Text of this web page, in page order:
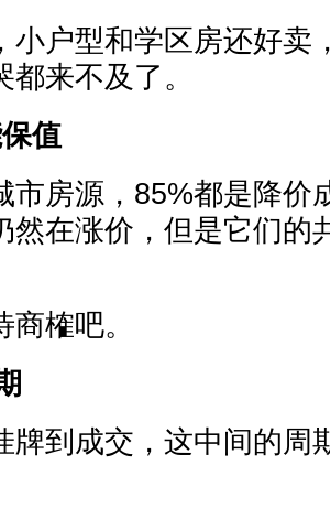
小户型和学区房还好卖
来不及了。
值
市房源，85%都是降价
然在涨价，但是它们的
榷吧。
牌到成交，这中间的周